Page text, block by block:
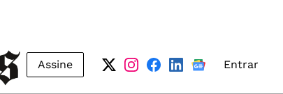
Assine Entrar